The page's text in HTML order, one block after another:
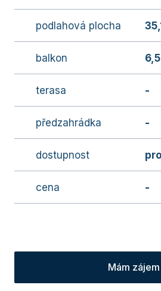
podlahová plocha
balkon
terasa -
předzahrádka -
dostupnost
cena -
Mám zájem